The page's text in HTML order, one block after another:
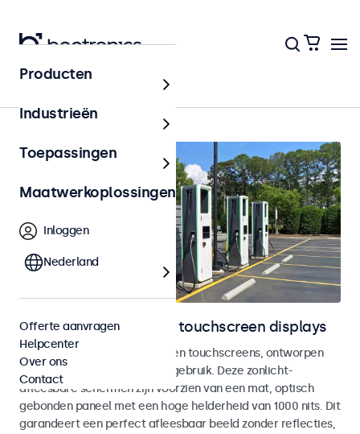
Home
Outdoor monitoren en touchscreen displays
Weersbestendige monitoren en touchscreens, ontworpen
voor zowel binnen- als buitengebruik. Deze zonlicht-
afleesbare schermen zijn voorzien van een mat, optisch
gebonden paneel met een hoge helderheid van 1000 nits. Dit
garandeert een perfect afleesbaar beeld zonder reflecties,
Producten
Industrieën
Toepassingen
Maatwerkoplossingen
Inloggen
Nederland
Offerte aanvragen
Helpcenter
Over ons
Contact